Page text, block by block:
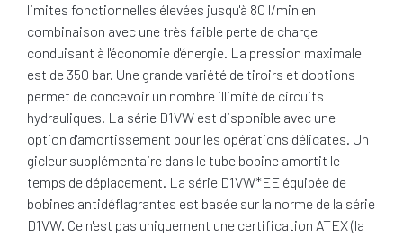
limites fonctionnelles élevées jusqu'à 80 l/min en
combinaison avec une très faible perte de charge
conduisant à l'économie d'énergie. La pression maximale
est de 350 bar. Une grande variété de tiroirs et d'options
permet de concevoir un nombre illimité de circuits
hydrauliques. La série D1VW est disponible avec une
option d'amortissement pour les opérations délicates. Un
gicleur supplémentaire dans le tube bobine amortit le
temps de déplacement. La série D1VW*EE équipée de
bobines antidéflagrantes est basée sur la norme de la série
D1VW. Ce n'est pas uniquement une certification ATEX (la